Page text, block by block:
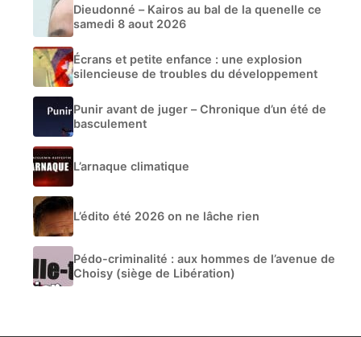
Dieudonné – Kairos au bal de la quenelle ce
samedi 8 aout 2026
Écrans et petite enfance : une explosion
silencieuse de troubles du développement
Punir avant de juger – Chronique d’un été de
basculement
L’arnaque climatique
L’édito été 2026 on ne lâche rien
Pédo-criminalité : aux hommes de l’avenue de
Choisy (siège de Libération)